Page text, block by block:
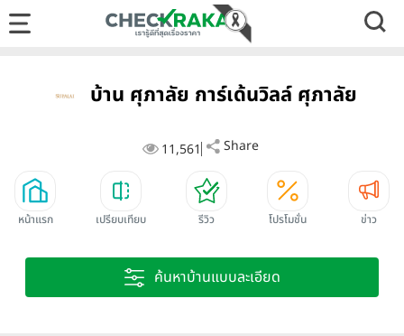
บ้าน ศุภาลัย การ์เด้นวิลล์ ศุภาลัย
11,561 Share
หน้าแรก เปรียบเทียบ รีวิว โปรโมชั่น ข่าว
ค้นหาบ้านแบบละเอียด